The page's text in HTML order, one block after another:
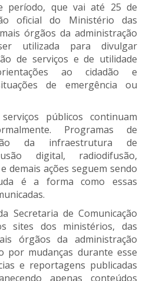
período, que vai até 25 de
oficial do Ministério das
órgãos da administração
utilizada para divulgar
de serviços e de utilidade
ao cidadão e
de emergência ou
públicos continuam
Programas de
da infraestrutura de
digital, radiodifusão,
demais ações seguem sendo
é a forma como essas
Secretaria de Comunicação
sites dos ministérios, das
órgãos da administração
por mudanças durante esse
e reportagens publicadas
apenas conteúdos